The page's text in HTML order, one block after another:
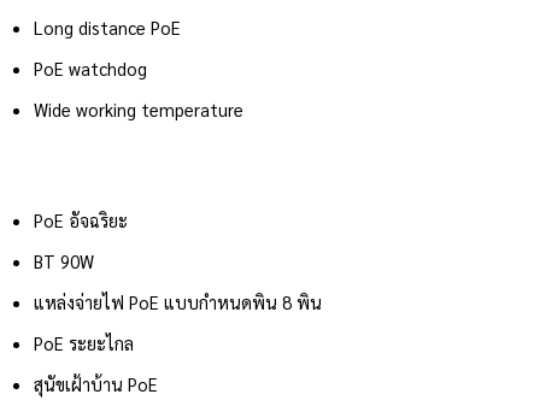
Long distance PoE
PoE watchdog
Wide working temperature
PoE อัจฉริยะ
BT 90W
แหล่งจ่ายไฟ PoE แบบกำหนดพิน 8 พิน
PoE ระยะไกล
สุนัขเฝ้าบ้าน PoE